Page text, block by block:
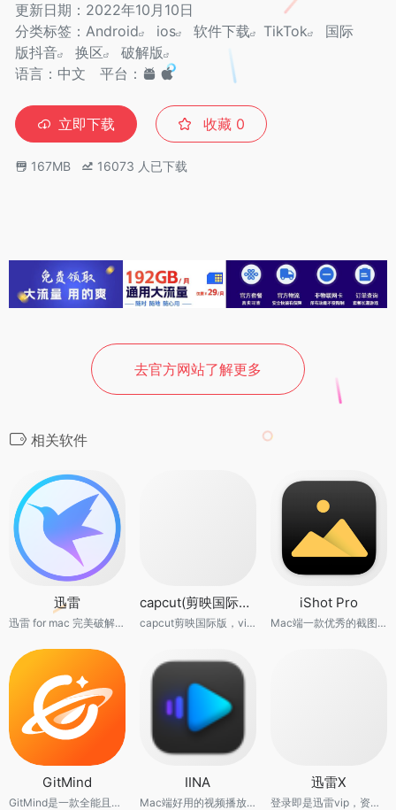
更新日期：2022年10月10日
分类标签： Android ios 软件下载 TikTok
国际
版抖音
换区
破解版
语言：中文
平台：
立即下载 收藏 0
167MB 16073 人已下载
去官方网站了解更多
相关软件
迅雷
迅雷 for mac 完美破解版，满速下载
capcut(剪映国际版)
capcut剪映国际版，vip素材免费使用
iShot Pro
Mac端一款优秀的截图、标注、屏幕录制、录音、OCR、截图翻译工具。
GitMind
GitMind是一款全能且免费的思维导图软件，在电脑和手机上都能畅享思维碰撞体验。
IINA
Mac端好用的视频播放器
迅雷X
登录即是迅雷vip，资源下载不限速，迅雷X版完美破解会员